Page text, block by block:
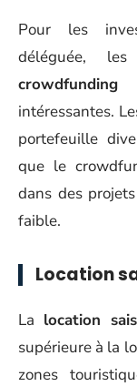
Pour les
déléguée, les
crowdfunding
intéressantes.
portefeuille
que le
dans des
faible.
Location
La location
supérieure à la
zones